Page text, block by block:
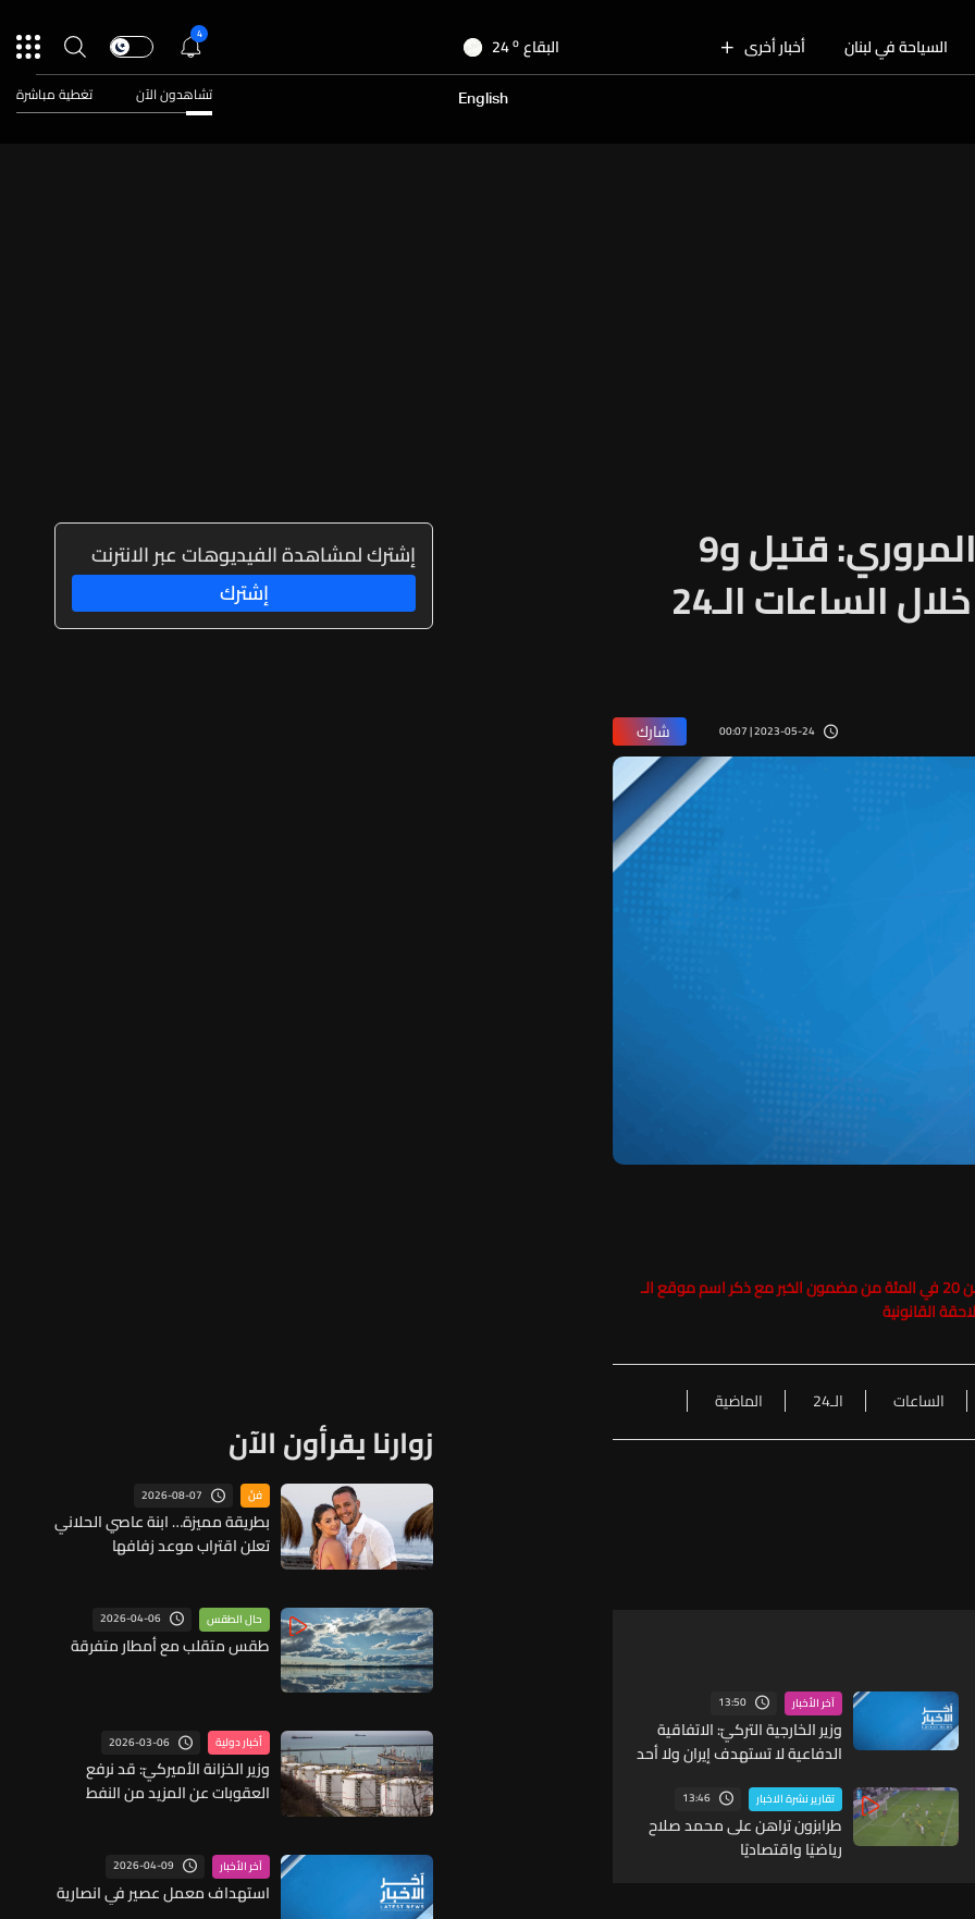
السياحة في لبنان أخبار أخرى البقاع 24o
الجنوب 27o
28
4
English تشاهدون الآن تغطية مباشرة
إحصاءات غرفة التحكم المروري: قتيل و9
جرحى في 5 حوادث سير خلال الساعات الـ24
2023-05-24 | 00:07 شارك
حفاظاً على حقوق الملكية الفكرية يرجى عدم نسخ ما يزيد عن 20 في المئة من مضمون الخبر مع ذكر اسم موقع الـ
الساعات الـ24 الماضية
آخر الأخبار 13:50
وزير الخارجية التركيّ: الاتفاقية
الدفاعية لا تستهدف إيران ولا أحد
الأعضاء
تقارير نشرة الاخبار 13:46
طرابزون تراهن على محمد صلاح
رياضيًا واقتصاديًا
إشترك لمشاهدة الفيديوهات عبر الانترنت
إشترك
زوارنا يقرأون الآن
فنّ 2026-08-07
بطريقة مميزة… ابنة عاصي الحلاني
تعلن اقتراب موعد زفافها
حال الطقس 2026-04-06
طقس متقلب مع أمطار متفرقة
أخبار دولية 2026-03-06
وزير الخزانة الأميركيّ: قد نرفع
العقوبات عن المزيد من النفط
آخر الأخبار 2026-04-09
استهداف معمل عصير في انصارية